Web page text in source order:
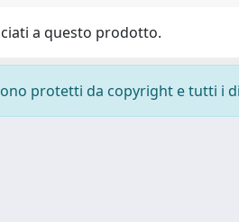
a questo prodotto.
protetti da copyright e tutti i